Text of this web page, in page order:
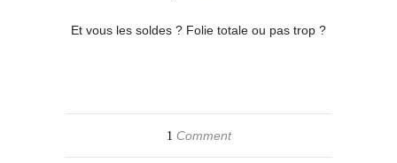
Et vous les soldes ? Folie totale ou pas trop ?
1 Comment